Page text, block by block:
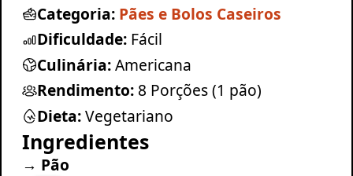
Categoria: Pães e Bolos Caseiros
Dificuldade: Fácil
Culinária:Americana
Rendimento: 8 Porções (1 pão)
Dieta:Vegetariano
Ingredientes
→ Pão